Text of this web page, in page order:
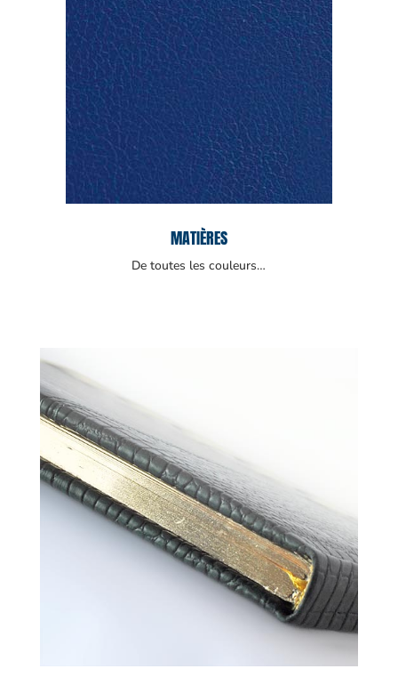
MATIÈRES
De toutes les couleurs…